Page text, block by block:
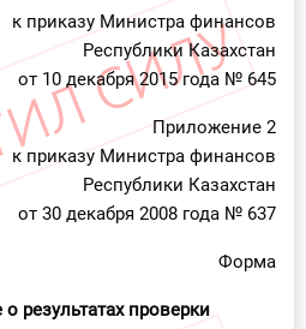
к приказу Министра финансов
Республики Казахстан
от 10 декабря 2015 года № 645
Приложение 2
к приказу Министра финансов
Республики Казахстан
от 30 декабря 2008 года № 637
Форма
проверки